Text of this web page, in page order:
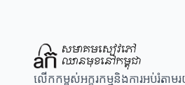
លើកកម្ពស់អក្ខរកម្មនិងការអប់រំតា